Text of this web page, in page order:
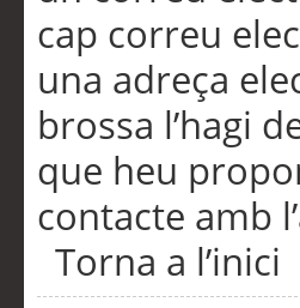
cap correu
una adreça
brossa l’hagi
que heu
contacte amb
Torna a l’inici